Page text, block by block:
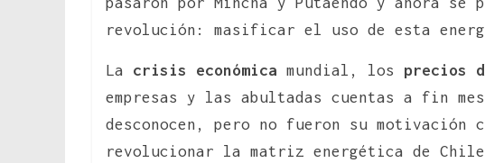
revolución: masificar el uso de esta
La crisis económica mundial, los precios
empresas y las abultadas cuentas a fin
desconocen, pero no fueron su
revolucionar la matriz energética de